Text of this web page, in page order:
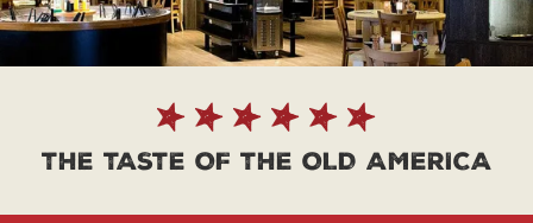
THE TASTE OF THE OLD AMERICA